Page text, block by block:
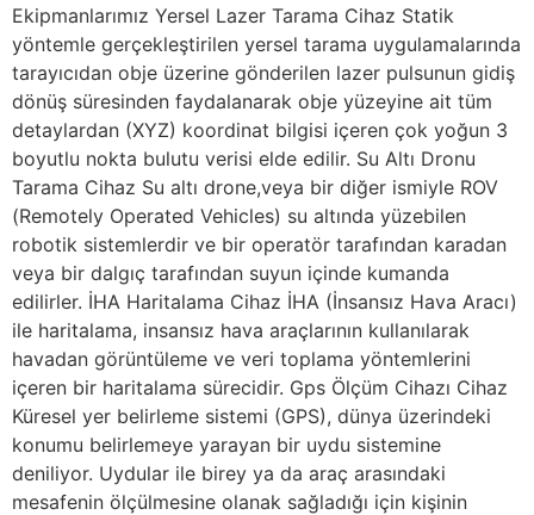
Ekipmanlarımız Yersel Lazer Tarama Cihaz Statik
yöntemle gerçekleştirilen yersel tarama uygulamalarında
tarayıcıdan obje üzerine gönderilen lazer pulsunun gidiş
dönüş süresinden faydalanarak obje yüzeyine ait tüm
detaylardan (XYZ) koordinat bilgisi içeren çok yoğun 3
boyutlu nokta bulutu verisi elde edilir. Su Altı Dronu
Tarama Cihaz Su altı drone,veya bir diğer ismiyle ROV
(Remotely Operated Vehicles) su altında yüzebilen
robotik sistemlerdir ve bir operatör tarafından karadan
veya bir dalgıç tarafından suyun içinde kumanda
edilirler. İHA Haritalama Cihaz İHA (İnsansız Hava Aracı)
ile haritalama, insansız hava araçlarının kullanılarak
havadan görüntüleme ve veri toplama yöntemlerini
içeren bir haritalama sürecidir. Gps Ölçüm Cihazı Cihaz
Küresel yer belirleme sistemi (GPS), dünya üzerindeki
konumu belirlemeye yarayan bir uydu sistemine
deniliyor. Uydular ile birey ya da araç arasındaki
mesafenin ölçülmesine olanak sağladığı için kişinin